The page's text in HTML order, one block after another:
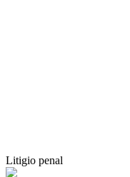
Litigio penal